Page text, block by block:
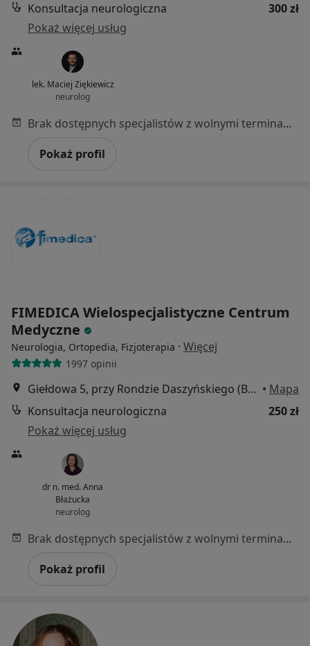
Konsultacja neurologiczna
300 zł
Pokaż więcej usług
lek. Maciej Ziękiewicz
neurolog
Brak dostępnych specjalistów z wolnymi terminami w tym centrum medycznym.
Pokaż profil
FIMEDICA Wielospecjalistyczne Centrum
Medyczne
Neurologia, Ortopedia, Fizjoterapia · Więcej
1997 opinii
Giełdowa 5, przy Rondzie Daszyńskiego (Budynek LIXA D), Warszawa • Mapa
Konsultacja neurologiczna
250 zł
Pokaż więcej usług
dr n. med. Anna
Błażucka
neurolog
Brak dostępnych specjalistów z wolnymi terminami w tym centrum medycznym.
Pokaż profil